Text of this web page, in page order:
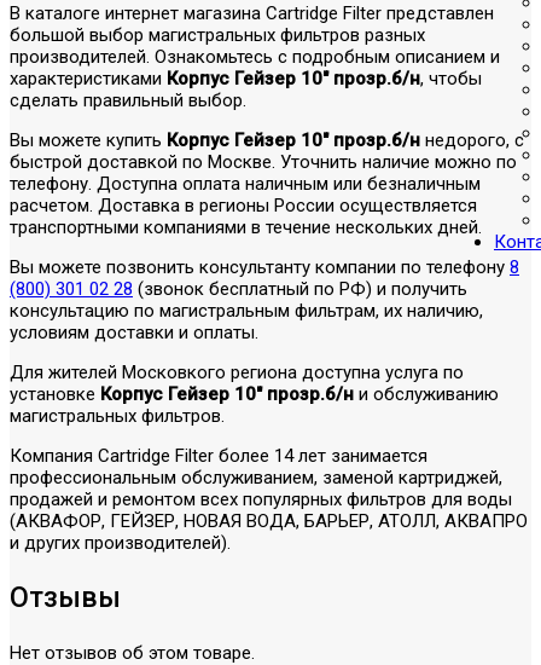
В каталоге интернет магазина Cartridge Filter представлен
большой выбор магистральных фильтров разных
производителей. Ознакомьтесь с подробным описанием и
характеристиками Корпус Гейзер 10" прозр.б/н, чтобы
сделать правильный выбор.
Вы можете купить Корпус Гейзер 10" прозр.б/н недорого, с
быстрой доставкой по Москве. Уточнить наличие можно по
телефону. Доступна оплата наличным или безналичным
расчетом. Доставка в регионы России осуществляется
транспортными компаниями в течение нескольких дней.
Вы можете позвонить консультанту компании по телефону 8
(800) 301 02 28 (звонок бесплатный по РФ) и получить
консультацию по магистральным фильтрам, их наличию,
условиям доставки и оплаты.
Для жителей Московкого региона доступна услуга по
установке Корпус Гейзер 10" прозр.б/н и обслуживанию
магистральных фильтров.
Компания Cartridge Filter более 14 лет занимается
профессиональным обслуживанием, заменой картриджей,
продажей и ремонтом всех популярных фильтров для воды
(АКВАФОР, ГЕЙЗЕР, НОВАЯ ВОДА, БАРЬЕР, АТОЛЛ, АКВАПРО
и других производителей).
Отзывы
Нет отзывов об этом товаре.